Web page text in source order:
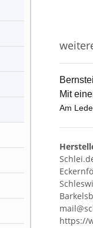
Mit
Am
https://